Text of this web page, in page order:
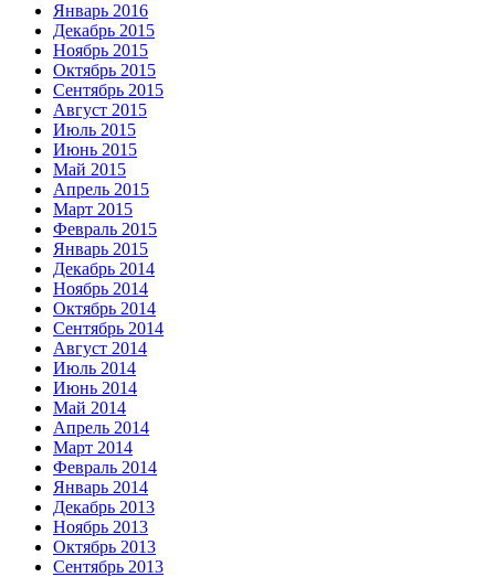
Январь 2016
Декабрь 2015
Ноябрь 2015
Октябрь 2015
Сентябрь 2015
Август 2015
Июль 2015
Июнь 2015
Май 2015
Апрель 2015
Март 2015
Февраль 2015
Январь 2015
Декабрь 2014
Ноябрь 2014
Октябрь 2014
Сентябрь 2014
Август 2014
Июль 2014
Июнь 2014
Май 2014
Апрель 2014
Март 2014
Февраль 2014
Январь 2014
Декабрь 2013
Ноябрь 2013
Октябрь 2013
Сентябрь 2013